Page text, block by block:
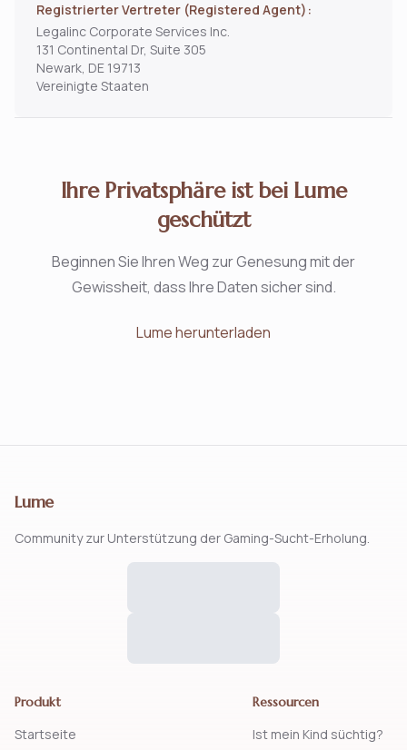
Registrierter Vertreter (Registered Agent):
Legalinc Corporate Services Inc.
131 Continental Dr, Suite 305
Newark, DE 19713
Vereinigte Staaten
Ihre Privatsphäre ist bei Lume
geschützt
Beginnen Sie Ihren Weg zur Genesung mit der
Gewissheit, dass Ihre Daten sicher sind.
Lume herunterladen
Lume
Community zur Unterstützung der Gaming-Sucht-Erholung.
Produkt
Startseite
Ressourcen
Ist mein Kind süchtig?